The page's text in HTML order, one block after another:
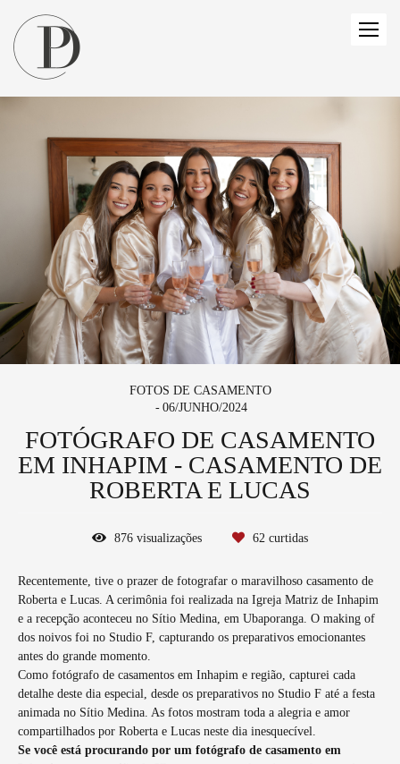
FOTOS DE CASAMENTO
06/JUNHO/2024
FOTÓGRAFO DE CASAMENTO
EM INHAPIM - CASAMENTO DE
ROBERTA E LUCAS
876 visualizações 62 curtidas
Recentemente, tive o prazer de fotografar o maravilhoso casamento de
Roberta e Lucas. A cerimônia foi realizada na Igreja Matriz de Inhapim
e a recepção aconteceu no Sítio Medina, em Ubaporanga. O making of
dos noivos foi no Studio F, capturando os preparativos emocionantes
antes do grande momento.
Como fotógrafo de casamentos em Inhapim e região, capturei cada
detalhe deste dia especial, desde os preparativos no Studio F até a festa
animada no Sítio Medina. As fotos mostram toda a alegria e amor
compartilhados por Roberta e Lucas neste dia inesquecível.
Se você está procurando por um fotógrafo de casamento em